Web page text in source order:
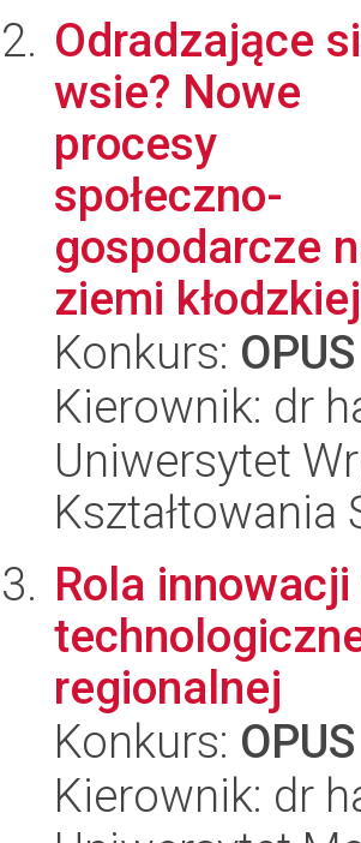
Odradzające
wsie? Nowe
procesy
społeczno-
gospodarcze
ziemi kłodzkiej
Konkurs:
Kierownik: dr
Uniwersytet
Kształtowania
Rola
regionalnej
Konkurs:
Kierownik: dr